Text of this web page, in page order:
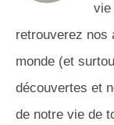
vie
retrouverez nos
monde (et
découvertes et
de notre vie de